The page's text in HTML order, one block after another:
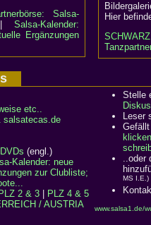
Salsa-
|Salsa-Kalender:
Ergänzungen
Hier
etc..
salsatecas.de
DVDs (engl.)
Kalender: neue
zur Clubliste;
PLZ 2 & 3
PLZ 4 & 5
/ AUSTRIA
Stelle
Leser
klicken
..oder
MS I.E.)
www.salsa1.de/